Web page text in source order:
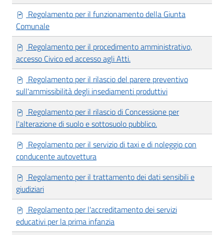
Regolamento per il funzionamento della Giunta
Comunale
Regolamento per il procedimento amministrativo,
accesso Civico ed accesso agli Atti.
Regolamento per il rilascio del parere preventivo
sull'ammissibilità degli insediamenti produttivi
Regolamento per il rilascio di Concessione per
l'alterazione di suolo e sottosuolo pubblico.
Regolamento per il servizio di taxi e di noleggio con
conducente autovettura
Regolamento per il trattamento dei dati sensibili e
giudiziari
Regolamento per l'accreditamento dei servizi
educativi per la prima infanzia